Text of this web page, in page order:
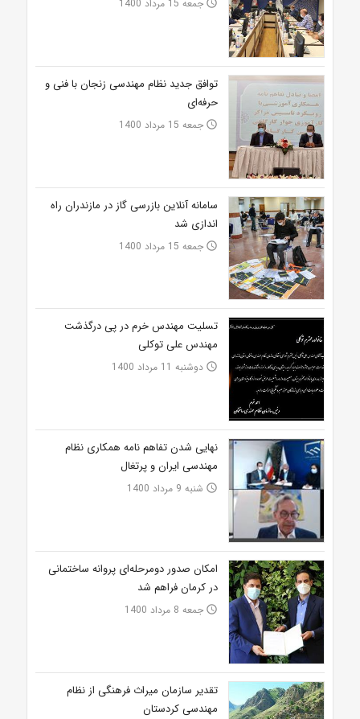
access_time جمعه 15 مرداد 1400
توافق جدید نظام مهندسی زنجان با فنی و
حرفه‌ای
access_time جمعه 15 مرداد 1400
سامانه آنلاین بازرسی گاز در مازندران راه
اندازی شد
access_time جمعه 15 مرداد 1400
تسلیت مهندس خرم در پی درگذشت
مهندس علی توکلی
access_time دوشنبه 11 مرداد 1400
نهایی شدن تفاهم نامه همکاری نظام
مهندسی ایران و پرتغال
access_time شنبه 9 مرداد 1400
امکان صدور دومرحله‌ای پروانه ساختمانی
در کرمان فراهم شد
access_time جمعه 8 مرداد 1400
تقدیر سازمان میراث فرهنگی از نظام
مهندسی کردستان